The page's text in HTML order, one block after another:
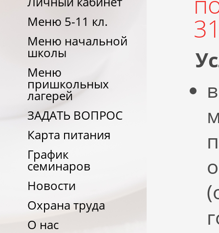
Меню 5-11 кл.
Меню начальной
школы
Меню
пришкольных
лагерей
ЗАДАТЬ ВОПРОС
Карта питания
График
семинаров
Новости
Охрана труда
О нас